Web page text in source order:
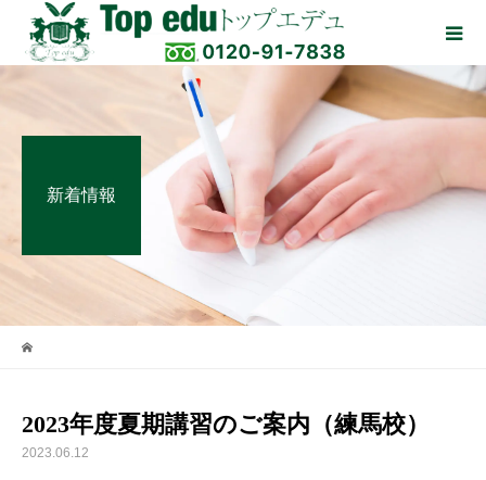
新着情報
2023年度夏期講習のご案内（練馬校）
2023.06.12